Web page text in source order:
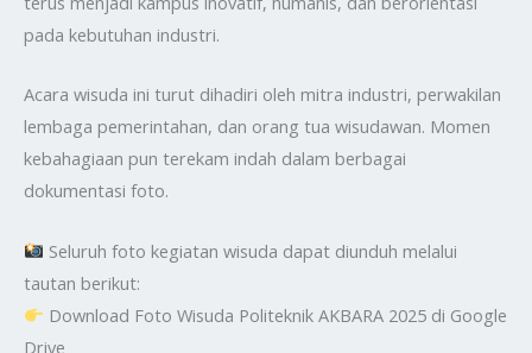
pada kebutuhan industri.
Acara wisuda ini turut dihadiri oleh mitra industri, perwakilan
lembaga pemerintahan, dan orang tua wisudawan. Momen
kebahagiaan pun terekam indah dalam berbagai
dokumentasi foto.
Seluruh foto kegiatan wisuda dapat diunduh melalui
tautan berikut:
Download Foto Wisuda Politeknik AKBARA 2025 di Google
Drive